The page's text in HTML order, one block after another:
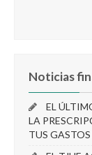
Noticias
EL
LA
TUS